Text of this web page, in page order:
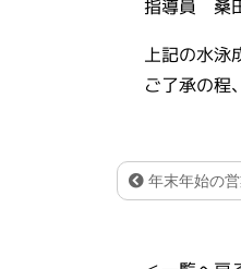
指導員 桑
上記の水泳
ご了承の程
年末年始の